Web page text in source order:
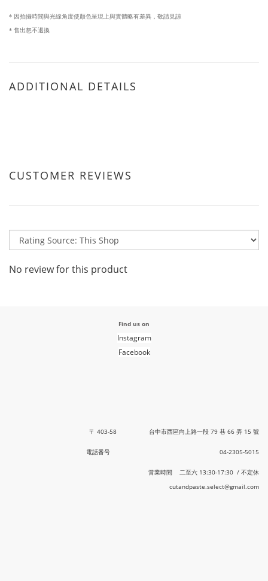
* 因拍攝時間與光線角度使顏色呈現上與實體略有差異 ， 敬請見諒
* 售出恕不退換
ADDITIONAL DETAILS
CUSTOMER REVIEWS
No review for this product
Find us on
Instagram
Facebook
〒 403-58 台中市西區向上路一段 79 巷 66 弄 15 號
電話番号 04-2305-5015
営業時間 二至六 13:30-17:30 / 不定休
cutandpaste.select@gmail.com